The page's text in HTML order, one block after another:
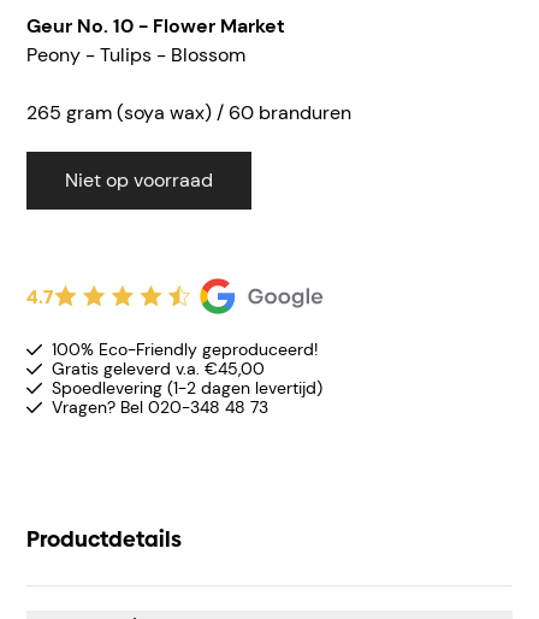
Geur No. 10 - Flower Market
Peony - Tulips - Blossom
265 gram (soya wax) / 60 branduren
Niet op voorraad
4.7
100% Eco-Friendly geproduceerd!
Gratis geleverd v.a. €45,00
Spoedlevering (1-2 dagen levertijd)
Vragen? Bel 020-348 48 73
Productdetails